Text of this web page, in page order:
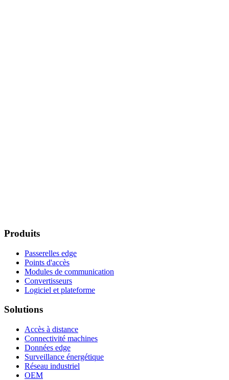
Produits
Passerelles edge
Points d'accès
Modules de communication
Convertisseurs
Logiciel et plateforme
Solutions
Accès à distance
Connectivité machines
Données edge
Surveillance énergétique
Réseau industriel
OEM